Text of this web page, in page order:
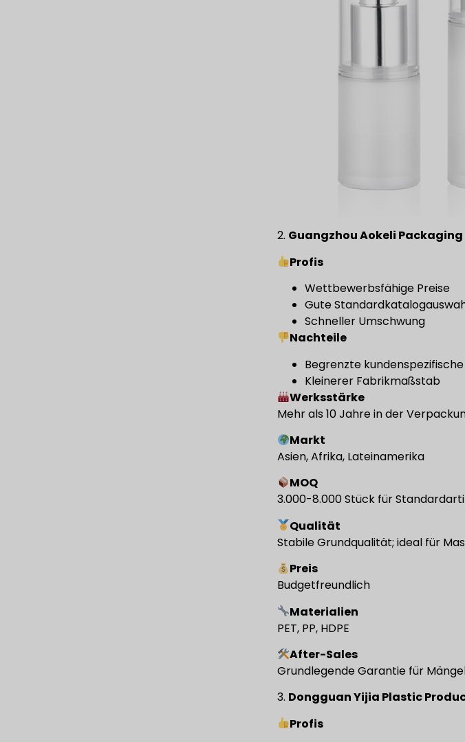
2. Guangzhou Aokeli Packaging
Profis
Wettbewerbsfähige Preise
Gute
Schneller Umschwung
Nachteile
Begrenzte
Kleinerer Fabrikmaßstab
Werksstärke
Mehr als 10 Jahre in der
Markt
Asien, Afrika, Lateinamerika
MOQ
3.000-8.000 Stück für
Qualität
Stabile Grundqualität; ideal für
Preis
Budgetfreundlich
Materialien
PET, PP, HDPE
After-Sales
Grundlegende Garantie für
3. Dongguan Yijia Plastic
Profis